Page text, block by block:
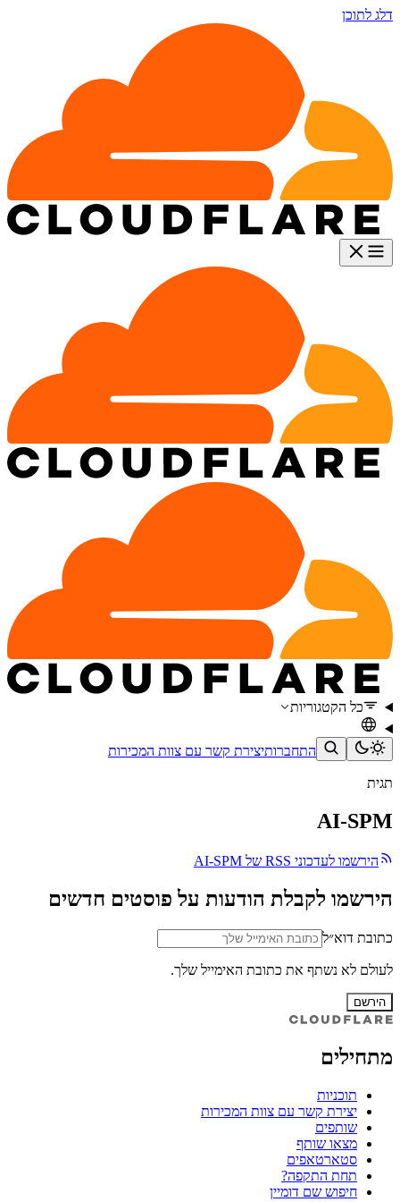
דלג לתוכן
כל הקטגוריות
התחברותיצירת קשר עם צוות המכירות
תגית
AI-SPM
הירשמו לעדכוני RSS של AI-SPM
הירשמו לקבלת הודעות על פוסטים חדשים
כתובת דוא״ל
לעולם לא נשתף את כתובת האימייל שלך.
הירשם
מתחילים
תוכניות
יצירת קשר עם צוות המכירות
שותפים
מצאו שותף
סטארטאפים
תחת התקפה?
חיפוש שם דומיין